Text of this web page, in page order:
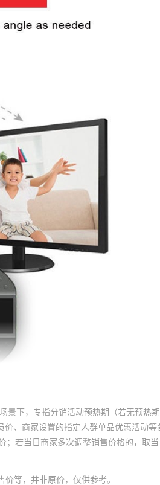
景下，专指分销活动预热期（若无预热
、商家设置的指定人群单品优惠活动
若当日商家多次调整销售价格的，取当
等，并非原价，仅供参考。